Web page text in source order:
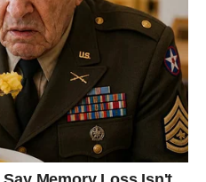
i duboku brigu. Vanga
ne nauče popustiti i
stalne borbe.
Važno je
i svoju ranjivost
, jer
i istinsku unutrašnju